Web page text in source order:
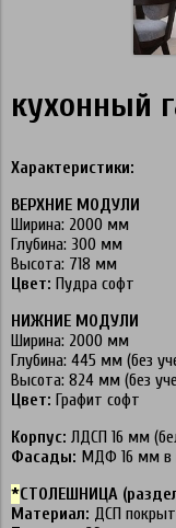
кухонный
Характеристики:
ВЕРХНИЕ МОДУЛИ
Ширина: 2000 мм
Глубина: 300 мм
Высота: 718 мм
Цвет: Пудра софт
НИЖНИЕ МОДУЛИ
Ширина: 2000 мм
Глубина: 445 мм (без
Высота: 824 мм (без
Цвет: Графит софт
Корпус: ЛДСП 16 мм
Фасады: МДФ 16 мм в
*СТОЛЕШНИЦА
Материал: ДСП